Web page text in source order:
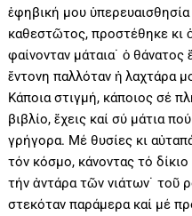
ἐφηβική μου ὑπερευαισθησία
καθεστῶτος, προστέθηκε κι
φαίνονταν μάταια˙ ὁ
ἔντονη παλλόταν ἡ λαχτάρα
Κάποια στιγμή, κάποιος σέ
βιβλίο, ἔχεις καί σύ μάτια
γρήγορα. Μέ θυσίες κι
τόν κόσμο, κάνοντας τό
τήν ἀντάρα τῶν νιάτων˙ τοῦ
στεκόταν παράμερα καί μέ